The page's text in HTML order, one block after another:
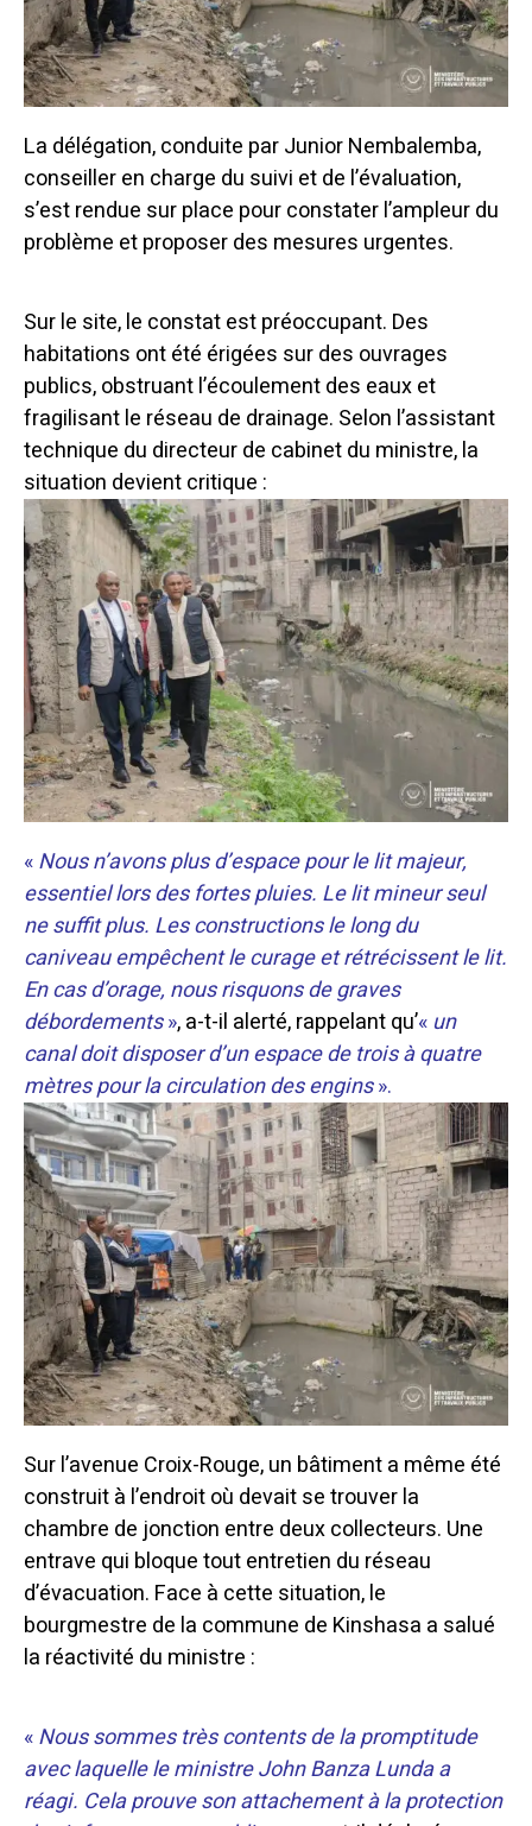
La délégation, conduite par Junior Nembalemba,
conseiller en charge du suivi et de l’évaluation,
s’est rendue sur place pour constater l’ampleur du
problème et proposer des mesures urgentes.
Sur le site, le constat est préoccupant. Des
habitations ont été érigées sur des ouvrages
publics, obstruant l’écoulement des eaux et
fragilisant le réseau de drainage. Selon l’assistant
technique du directeur de cabinet du ministre, la
situation devient critique :
«Nous n’avons plus d’espace pour le lit majeur,
essentiel lors des fortes pluies. Le lit mineur seul
ne suffit plus. Les constructions le long du
caniveau empêchent le curage et rétrécissent le lit.
En cas d’orage, nous risquons de graves
débordements», a-t-il alerté, rappelant qu’« un
canal doit disposer d’un espace de trois à quatre
mètres pour la circulation des engins».
Sur l’avenue Croix-Rouge, un bâtiment a même été
construit à l’endroit où devait se trouver la
chambre de jonction entre deux collecteurs. Une
entrave qui bloque tout entretien du réseau
d’évacuation. Face à cette situation, le
bourgmestre de la commune de Kinshasa a salué
la réactivité du ministre :
«Nous sommes très contents de la promptitude
avec laquelle le ministre John Banza Lunda a
réagi. Cela prouve son attachement à la protection